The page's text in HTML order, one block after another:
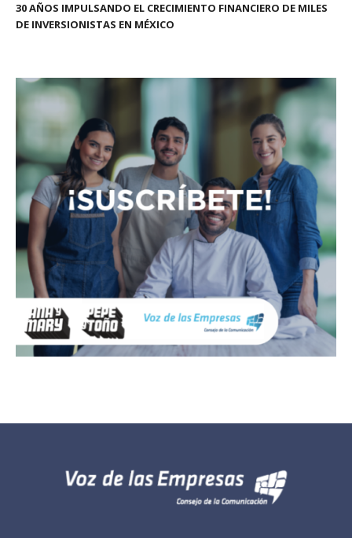
30 AÑOS IMPULSANDO EL CRECIMIENTO FINANCIERO DE MILES
DE INVERSIONISTAS EN MÉXICO